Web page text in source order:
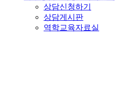
상담신청하기
상담게시판
역학교육자료실